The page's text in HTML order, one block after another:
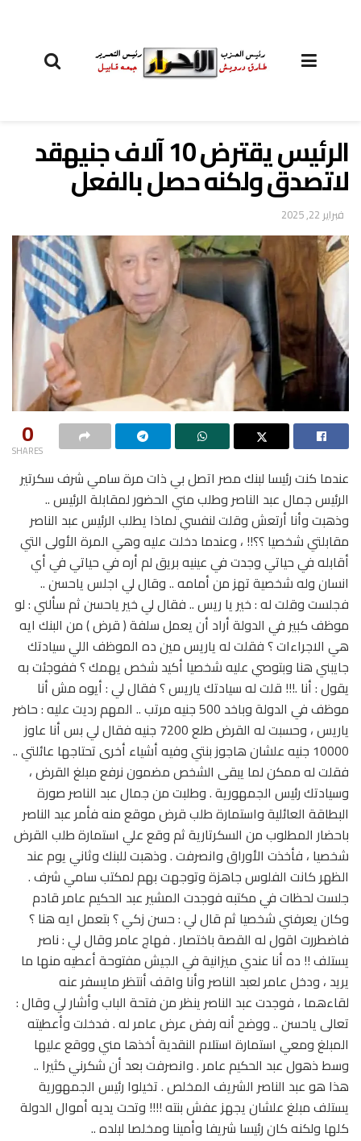
الرئيس يقترض 10 آلاف جنيهقد
لاتصدق ولكنه حصل بالفعل
فبراير 22, 2025
0
SHARES
عندما كنت رئيسا لبنك مصر اتصل بي ذات مرة سامي شرف سكرتير
الرئيس جمال عبد الناصر وطلب مني الحضور لمقابلة الرئيس ..
وذهبت وأنا أرتعش وقلت لنفسي لماذا يطلب الرئيس عبد الناصر
مقابلتي شخصيا ؟؟!! ، وعندما دخلت عليه وهي المرة الأولى التي
أقابله في حياتي وجدت في عينيه بريق لم أره في حياتي في أي
انسان وله شخصية تهز من أمامه .. وقال لي اجلس ياحسن ..
فجلست وقلت له : خير يا ريس .. فقال لي خير ياحسن ثم سألني : لو
موظف كبير في الدولة أراد أن يعمل سلفة ( قرض ) من البنك ايه
هي الاجراءات ؟ فقلت له ياريس مين ده الموظف اللي سيادتك
جايبني هنا وبتوصي عليه شخصيا أكيد شخص يهمك ؟ ففوجئت به
يقول : أنا .!!! قلت له سيادتك ياريس ؟ فقال لي : أيوه مش أنا
موظف في الدولة وباخد 500 جنيه مرتب .. المهم رديت عليه : حاضر
ياريس ، وحسبت له القرض طلع 7200 جنيه فقال لي بس أنا عاوز
10000 جنيه علشان هاجوز بنتي وفيه أشياء أخرى تحتاجها عائلتي ..
فقلت له ممكن لما يبقى الشخص مضمون نرفع مبلغ القرض ،
وسيادتك رئيس الجمهورية . وطلبت من جمال عبد الناصر صورة
البطاقة العائلية واستمارة طلب قرض موقع منه فأمر عبد الناصر
باحضار المطلوب من السكرتارية ثم وقع علي استمارة طلب القرض
شخصيا ، فأخذت الأوراق وانصرفت . وذهبت للبنك وثاني يوم عند
الظهر كانت الفلوس جاهزة وتوجهت بهم لمكتب سامي شرف .
جلست لحظات في مكتبه فوجدت المشير عبد الحكيم عامر قادم
وكان يعرفني شخصيا ثم قال لي : حسن زكي ؟ بتعمل ايه هنا ؟
فاضطررت اقول له القصة باختصار . فهاج عامر وقال لي : ناصر
يستلف !! ده أنا عندي ميزانية في الجيش مفتوحة أعطيه منها ما
يريد ، ودخل عامر لعبد الناصر وأنا واقف أنتظر مايسفر عنه
لقاءهما ، فوجدت عبد الناصر ينظر من فتحة الباب وأشار لي وقال :
تعالى ياحسن .. ووضح أنه رفض عرض عامر له . فدخلت وأعطيته
المبلغ ومعي استمارة استلام النقدية أخذها مني ووقع عليها
وسط ذهول عبد الحكيم عامر . وانصرفت بعد أن شكرني كثيرا ..
هذا هو عبد الناصر الشريف المخلص . تخيلوا رئيس الجمهورية
يستلف مبلغ علشان يجهز عفش بنته !!!! وتحت يديه أموال الدولة
كلها ولكنه كان رئيسا شريفا وأمينا ومخلصا لبلده ..